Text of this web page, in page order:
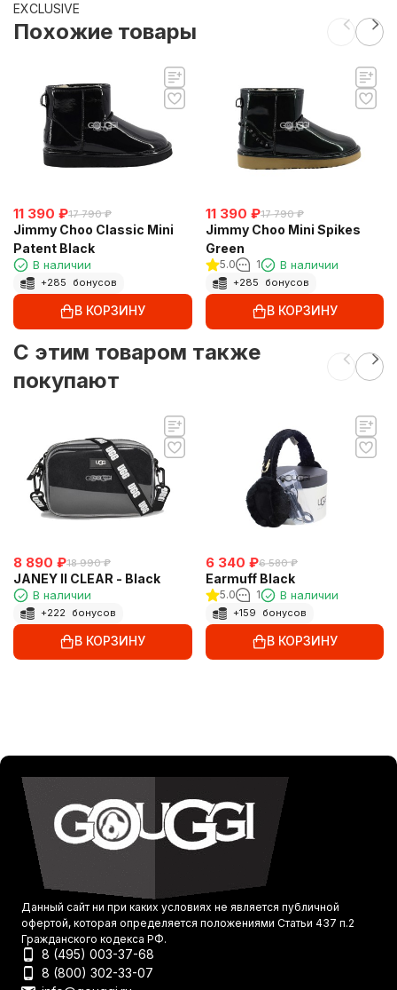
EXCLUSIVE
Похожие товары
11 390 ₽17 790 ₽
Jimmy Choo Classic Mini
Patent Black
В наличии
+285 бонусов
В КОРЗИНУ
11 390 ₽17 790 ₽
Jimmy Choo Mini Spikes
Green
5.0 1 В наличии
+285 бонусов
В КОРЗИНУ
C этим товаром также
покупают
8 890 ₽18 990 ₽
JANEY II CLEAR - Black
В наличии
+222 бонусов
В КОРЗИНУ
6 340 ₽6 580 ₽
Earmuff Black
5.0 1 В наличии
+159 бонусов
В КОРЗИНУ
Данный сайт ни при каких условиях не является публичной
офертой, которая определяется положениями Статьи 437 п.2
Гражданского кодекса РФ.
8 (495) 003-37-68
8 (800) 302-33-07